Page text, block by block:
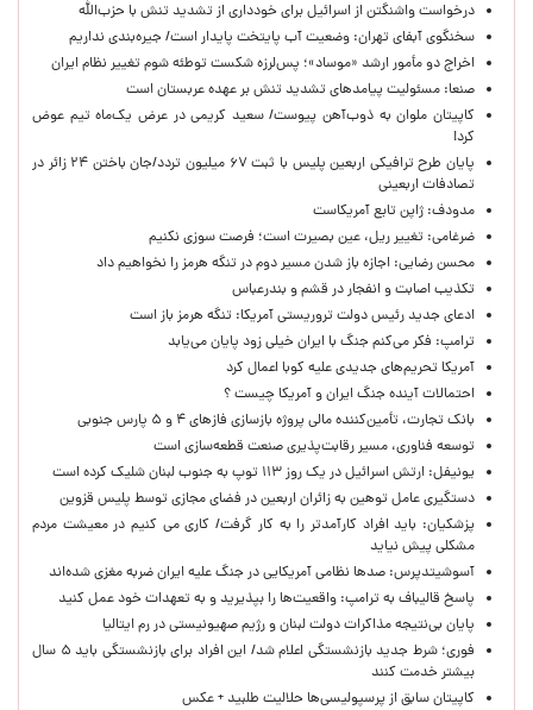
درخواست واشنگتن از اسرائیل برای خودداری از تشدید تنش با حزب‌الله
سخنگوی آبفای تهران: وضعیت آب پایتخت پایدار است/ جیره‌بندی نداریم
اخراج دو مأمور ارشد «موساد»؛ پس‌لرزه شکست توطئه شوم تغییر نظام ایران
صنعا: مسئولیت پیامدهای تشدید تنش بر عهده عربستان است
کاپیتان ملوان به ذوب‌آهن پیوست/ سعید کریمی در عرض یک‌ماه تیم عوض
کرد!
پایان طرح ترافیکی اربعین پلیس با ثبت ۶۷ میلیون تردد/جان باختن ۲۴ زائر در
تصادفات اربعینی
مدودف: ژاپن تابع آمریکاست
ضرغامی: تغییر ریل، عین بصیرت است؛ فرصت سوزی نکنیم
محسن رضایی: اجازه باز شدن مسیر دوم در تنگه هرمز را نخواهیم داد
تکذیب اصابت و انفجار در قشم و بندرعباس
ادعای جدید رئیس دولت تروریستی آمریکا: تنگه هرمز باز است
ترامپ: فکر می‌کنم جنگ با ایران خیلی زود پایان می‌یابد
آمریکا تحریم‌های جدیدی علیه کوبا اعمال کرد
احتمالات آینده جنگ ایران و آمریکا چیست ؟
بانک تجارت، تأمین‌کننده مالی پروژه بازسازی فازهای ۴ و ۵ پارس جنوبی
توسعه فناوری، مسیر رقابت‌پذیری صنعت قطعه‌سازی است
یونیفل: ارتش اسرائیل در یک روز ۱۱۳ توپ به جنوب لبنان شلیک کرده است
دستگیری عامل توهین به زائران اربعین در فضای مجازی توسط پلیس قزوین
پزشکیان: باید افراد کارآمدتر را به کار گرفت/ کاری می کنیم در معیشت مردم
مشکلی پیش نیاید
آسوشیتدپرس: صدها نظامی آمریکایی در جنگ علیه ایران ضربه مغزی شده‌اند
پاسخ قالیباف به ترامپ: واقعیت‌ها را بپذیرید و به تعهدات خود عمل کنید
پایان بی‌نتیجه مذاکرات دولت لبنان و رژیم صهیونیستی در رم ایتالیا
فوری؛ شرط جدید بازنشستگی اعلام شد/ این افراد برای بازنشستگی باید ۵ سال
بیشتر خدمت کنند
کاپیتان سابق از پرسپولیسی‌ها حلالیت طلبید + عکس